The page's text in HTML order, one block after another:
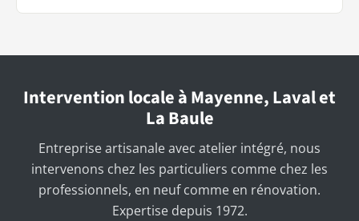
Intervention locale à Mayenne, Laval et
La Baule
Entreprise artisanale avec atelier intégré, nous
intervenons chez les particuliers comme chez les
professionnels, en neuf comme en rénovation.
Expertise depuis 1972.